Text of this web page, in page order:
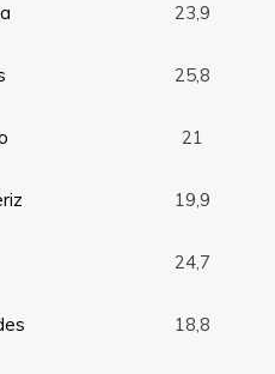
23,9
25,8
21
19,9
24,7
18,8